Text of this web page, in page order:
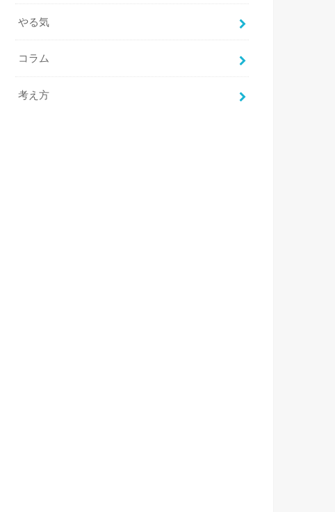
やる気
コラム
考え方